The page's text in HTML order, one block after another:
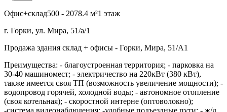
Офис+склад500 - 2078.4 м²1 этаж
г. Горки, ул. Мира, 51/а/1
Продажа здания склад + офисы - Горки, Мира, 51/А1
Преимущества: - благоустроенная территория; - парковка на
30-40 машиномест; - электричество на 220кВт (380 кВт),
также имеется своя ТП (возможность увеличение мощности); -
водопровод горячей, холодной воды; - автономное отопление
(своя котельная); - скоростной интерне (оптоволокно);
-система видеонаблюдения; -удобные подъездные пути; - ж/д